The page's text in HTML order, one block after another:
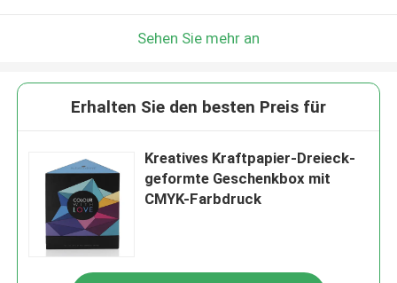
Sehen Sie mehr an
Erhalten Sie den besten Preis für
Kreatives Kraftpapier-Dreieck-
geformte Geschenkbox mit
CMYK-Farbdruck